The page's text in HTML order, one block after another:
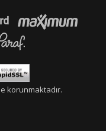
korunmaktadır.